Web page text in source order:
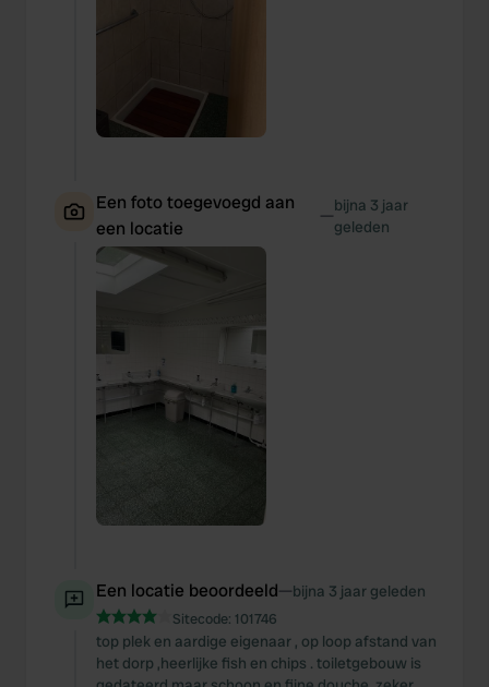
Een foto toegevoegd aan
een locatie
—bijna 3 jaar
geleden
Een locatie beoordeeld—bijna 3 jaar geleden
Sitecode: 101746
top plek en aardige eigenaar , op loop afstand van
het dorp ,heerlijke fish en chips . toiletgebouw is